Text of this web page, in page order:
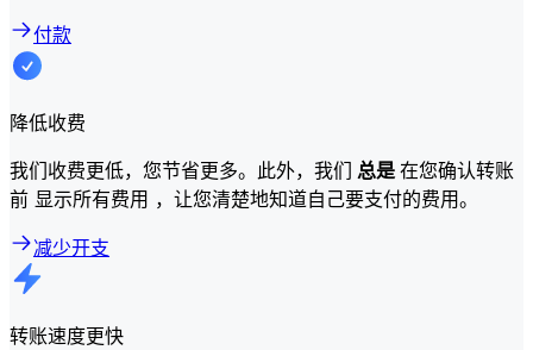
付款
降低收费
我们收费更低，您节省更多。此外，我们 总是在您确认转账
前 显示所有费用 ，让您清楚地知道自己要支付的费用。
减少开支
转账速度更快